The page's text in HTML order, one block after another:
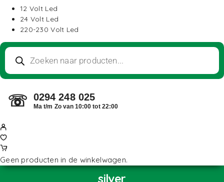
12 Volt Led
24 Volt Led
220-230 Volt Led
☏ 0294 248 025
Ma t/m Zo van 10:00 tot 22:00
Geen producten in de winkelwagen.
silver